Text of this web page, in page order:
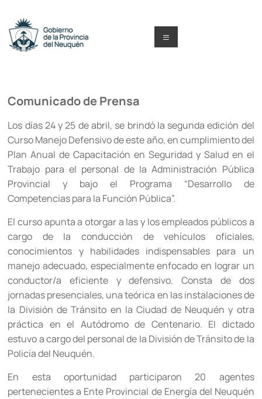
contenido
y
Neuquén
Menú
Comunicado de Prensa
Los días 24 y 25 de abril, se brindó la segunda edición del
Curso Manejo Defensivo de este año, en cumplimiento del
Plan Anual de Capacitación en Seguridad y Salud en el
Trabajo para el personal de la Administración Pública
Provincial y bajo el Programa “Desarrollo de
Competencias para la Función Pública”.
El curso apunta a otorgar a las y los empleados públicos a
cargo de la conducción de vehículos oficiales,
conocimientos y habilidades indispensables para un
manejo adecuado, especialmente enfocado en lograr un
conductor/a eficiente y defensivo. Consta de dos
jornadas presenciales, una teórica en las instalaciones de
la División de Tránsito en la Ciudad de Neuquén y otra
práctica en el Autódromo de Centenario. El dictado
estuvo a cargo del personal de la División de Tránsito de la
Policía del Neuquén.
En esta oportunidad participaron 20 agentes
pertenecientes a Ente Provincial de Energía del Neuquén